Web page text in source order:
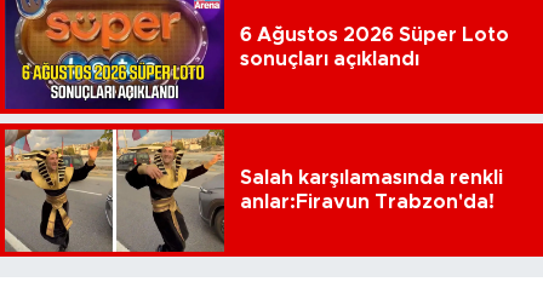
6 Ağustos 2026 Süper Loto
sonuçları açıklandı
Salah karşılamasında renkli
anlar:Firavun Trabzon'da!